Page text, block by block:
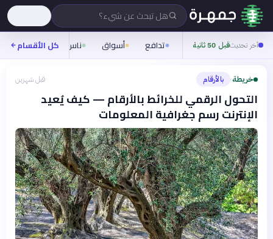
هل تبحث عن شيء؟
آخر تحديثقبل 50 ثانية تدافع أسواق ناس روح
كل الأقسام
خريطة› بالأرقام قبل شهرين
التحول الرقمي للخرائط بالأرقام — كيف يُعيد
الإنترنت رسم جغرافية المعلومات